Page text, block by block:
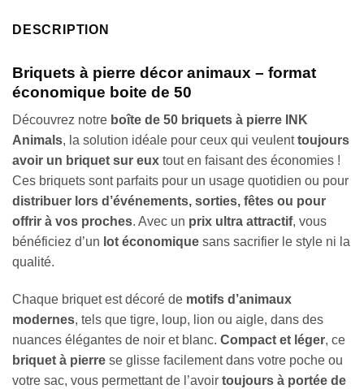
DESCRIPTION
Briquets à pierre décor animaux – format
économique boite de 50
Découvrez notre boîte de 50 briquets à pierre INK
Animals, la solution idéale pour ceux qui veulenttoujours
avoir un briquet sur eux tout en faisant des économies !
Ces briquets sont parfaits pour un usage quotidien ou pour
distribuer lors d’événements, sorties, fêtes ou pour
offrir à vos proches. Avec un prix ultra attractif, vous
bénéficiez d’un lot économique sans sacrifier le style ni la
qualité.
Chaque briquet est décoré de motifs d’animaux
modernes, tels que tigre, loup, lion ou aigle, dans des
nuances élégantes de noir et blanc. Compact et léger, ce
briquet à pierre se glisse facilement dans votre poche ou
votre sac, vous permettant de l’avoir toujours à portée de